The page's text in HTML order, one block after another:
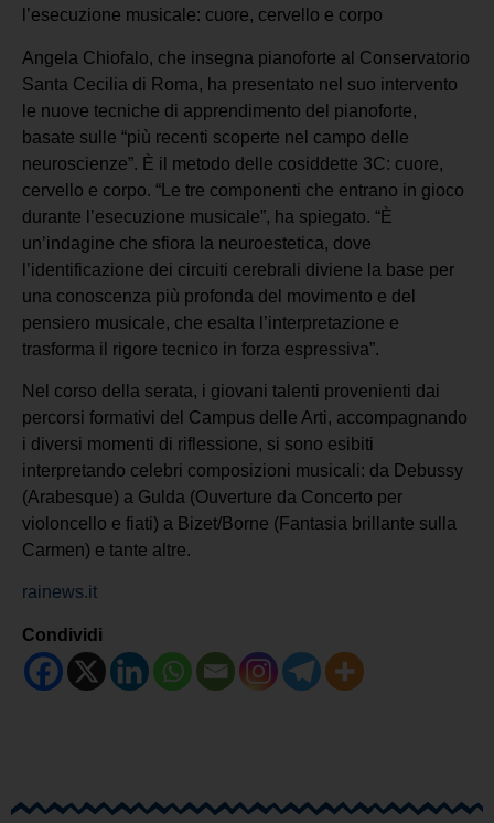
l’esecuzione musicale: cuore, cervello e corpo
Angela Chiofalo, che insegna pianoforte al Conservatorio
Santa Cecilia di Roma, ha presentato nel suo intervento
le nuove tecniche di apprendimento del pianoforte,
basate sulle “più recenti scoperte nel campo delle
neuroscienze”. È il metodo delle cosiddette 3C: cuore,
cervello e corpo. “Le tre componenti che entrano in gioco
durante l’esecuzione musicale”, ha spiegato. “È
un’indagine che sfiora la neuroestetica, dove
l’identificazione dei circuiti cerebrali diviene la base per
una conoscenza più profonda del movimento e del
pensiero musicale, che esalta l’interpretazione e
trasforma il rigore tecnico in forza espressiva”.
Nel corso della serata, i giovani talenti provenienti dai
percorsi formativi del Campus delle Arti, accompagnando
i diversi momenti di riflessione, si sono esibiti
interpretando celebri composizioni musicali: da Debussy
(Arabesque) a Gulda (Ouverture da Concerto per
violoncello e fiati) a Bizet/Borne (Fantasia brillante sulla
Carmen) e tante altre.
rainews.it
Condividi